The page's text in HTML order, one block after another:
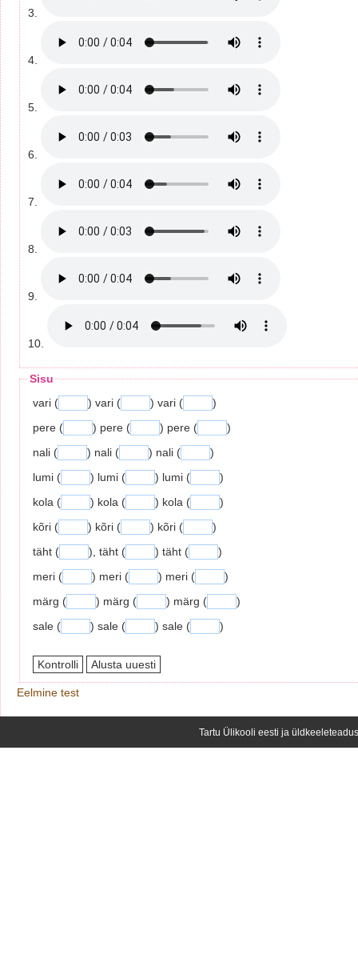
3.
4.
5.
6.
7.
8.
9.
10.
Sisu
vari (
) vari ( ) vari (
)
pere (
) pere ( ) pere (
)
nali (
) nali ( ) nali (
)
lumi (
) lumi ( ) lumi (
)
kola (
) kola ( ) kola (
)
kõri (
) kõri ( ) kõri (
)
täht (
), täht ( ) täht (
)
meri (
) meri ( ) meri (
)
märg (
) märg ( ) märg (
)
sale (
) sale ( ) sale ( )
Eelmine test
Tartu Ülikooli eesti ja